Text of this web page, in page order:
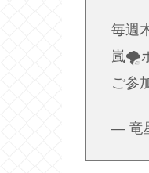
毎週
嵐🌪
ご参
— 竜